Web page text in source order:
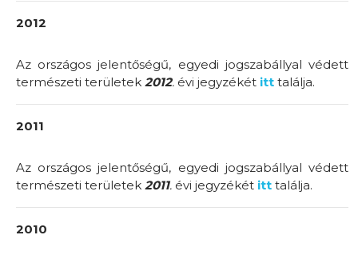
2012
Az országos jelentőségű, egyedi jogszabállyal védett
természeti területek 2012. évi jegyzékét itt találja.
2011
Az országos jelentőségű, egyedi jogszabállyal védett
természeti területek 2011. évi jegyzékét itt találja.
2010